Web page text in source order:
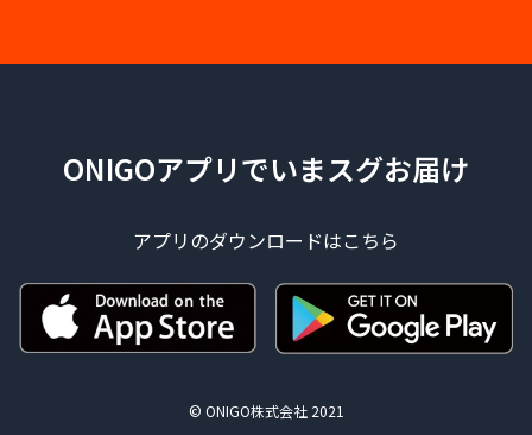
ONIGOアプリでいまスグお届け
アプリのダウンロードはこちら
© ONIGO株式会社 2021